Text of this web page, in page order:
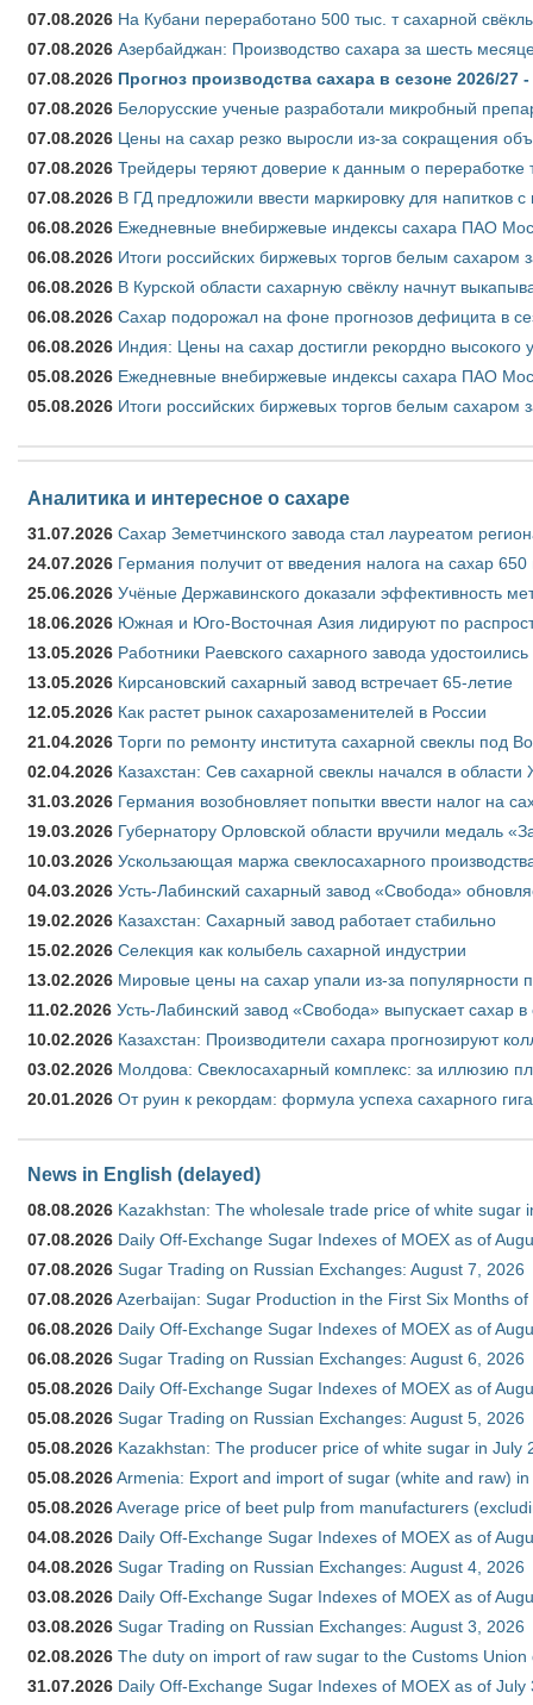
07.08.2026 На Кубани переработано 500 тыс. т сахарной
07.08.2026 Азербайджан: Производство сахара за шесть
07.08.2026 Прогноз производства сахара в сезоне 2026/
07.08.2026 Белорусские ученые разработали микробный
07.08.2026 Цены на сахар резко выросли из-за сокращения
07.08.2026 Трейдеры теряют доверие к данным о переработке
07.08.2026 В ГД предложили ввести маркировку для напитков
06.08.2026 Ежедневные внебиржевые индексы сахара ПАО
06.08.2026 Итоги российских биржевых торгов белым сахаром
06.08.2026 В Курской области сахарную свёклу начнут
06.08.2026 Сахар подорожал на фоне прогнозов дефицита в
06.08.2026 Индия: Цены на сахар достигли рекордно высокого
05.08.2026 Ежедневные внебиржевые индексы сахара ПАО
05.08.2026 Итоги российских биржевых торгов белым сахаром
Аналитика и интересное о сахаре
31.07.2026 Сахар Земетчинского завода стал лауреатом
24.07.2026 Германия получит от введения налога на сахар
25.06.2026 Учёные Державинского доказали эффективность
18.06.2026 Южная и Юго-Восточная Азия лидируют по
13.05.2026 Работники Раевского сахарного завода удостоились
13.05.2026 Кирсановский сахарный завод встречает 65-летие
12.05.2026 Как растет рынок сахарозаменителей в России
21.04.2026 Торги по ремонту института сахарной свеклы под
02.04.2026 Казахстан: Сев сахарной свеклы начался в области
31.03.2026 Германия возобновляет попытки ввести налог на
19.03.2026 Губернатору Орловской области вручили медаль
10.03.2026 Ускользающая маржа свеклосахарного
04.03.2026 Усть-Лабинский сахарный завод «Свобода»
19.02.2026 Казахстан: Сахарный завод работает стабильно
15.02.2026 Селекция как колыбель сахарной индустрии
13.02.2026 Мировые цены на сахар упали из-за популярности
11.02.2026 Усть-Лабинский завод «Свобода» выпускает сахар в
10.02.2026 Казахстан: Производители сахара прогнозируют
03.02.2026 Молдова: Свеклосахарный комплекс: за иллюзию
20.01.2026 От руин к рекордам: формула успеха сахарного
News in English (delayed)
08.08.2026 Kazakhstan: The wholesale trade price of white sugar
07.08.2026 Daily Off-Exchange Sugar Indexes of MOEX as of
07.08.2026 Sugar Trading on Russian Exchanges: August 7, 2026
07.08.2026Azerbaijan: Sugar Production in the First Six Months of
06.08.2026 Daily Off-Exchange Sugar Indexes of MOEX as of
06.08.2026 Sugar Trading on Russian Exchanges: August 6, 2026
05.08.2026 Daily Off-Exchange Sugar Indexes of MOEX as of
05.08.2026 Sugar Trading on Russian Exchanges: August 5, 2026
05.08.2026 Kazakhstan: The producer price of white sugar in July
05.08.2026Armenia: Export and import of sugar (white and raw)
05.08.2026Average price of beet pulp from manufacturers
04.08.2026 Daily Off-Exchange Sugar Indexes of MOEX as of
04.08.2026 Sugar Trading on Russian Exchanges: August 4, 2026
03.08.2026 Daily Off-Exchange Sugar Indexes of MOEX as of
03.08.2026 Sugar Trading on Russian Exchanges: August 3, 2026
02.08.2026 The duty on import of raw sugar to the Customs
31.07.2026 Daily Off-Exchange Sugar Indexes of MOEX as of July